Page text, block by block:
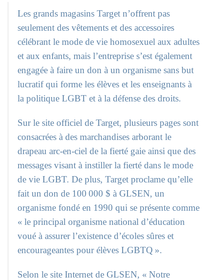
Les grands magasins Target n’offrent pas
seulement des vêtements et des accessoires
célébrant le mode de vie homosexuel aux adultes
et aux enfants, mais l’entreprise s’est également
engagée à faire un don à un organisme sans but
lucratif qui forme les élèves et les enseignants à
la politique LGBT et à la défense des droits.
Sur le site officiel de Target, plusieurs pages sont
consacrées à des marchandises arborant le
drapeau arc-en-ciel de la fierté gaie ainsi que des
messages visant à instiller la fierté dans le mode
de vie LGBT. De plus, Target proclame qu’elle
fait un don de 100 000 $ à GLSEN, un
organisme fondé en 1990 qui se présente comme
« le principal organisme national d’éducation
voué à assurer l’existence d’écoles sûres et
encourageantes pour élèves LGBTQ ».
Selon le site Internet de GLSEN, « Notre